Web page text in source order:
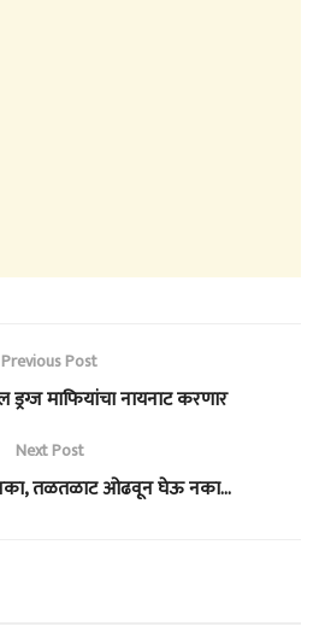
Previous Post
ड्रग्ज माफियांचा नायनाट करणार
Next Post
तळतळाट ओढवून घेऊ नका…